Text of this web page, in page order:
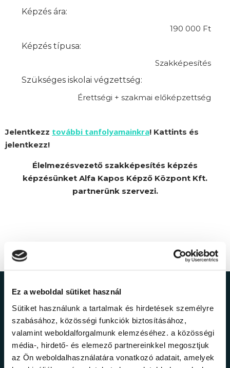
Ez a weboldal sütiket használ
Sütiket használunk a tartalmak és hirdetések személyre
szabásához, közösségi funkciók biztosításához,
valamint weboldalforgalmunk elemzéséhez. a közösségi
média-, hirdető- és elemező partnereinkkel megosztjuk
az Ön weboldalhasználatára vonatkozó adatait, amelyek
Képzés ára:
190 000 Ft
Képzés típusa:
Szakképesítés
Szükséges iskolai végzettség:
Érettségi + szakmai előképzettség
Jelentkezz további tanfolyamainkra! Kattints és
jelentkezz!
Élelmezésvezető szakképesítés képzés
képzésünket Alfa Kapos Képző Központ Kft.
partnerünk szervezi.
Ne maradj le a
legfrissebb
információkról!